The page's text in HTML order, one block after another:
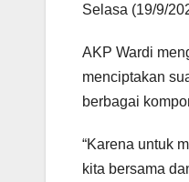
Selasa (19/9/
AKP Wardi
menciptakan
berbagai
“Karena untuk
kita bersama